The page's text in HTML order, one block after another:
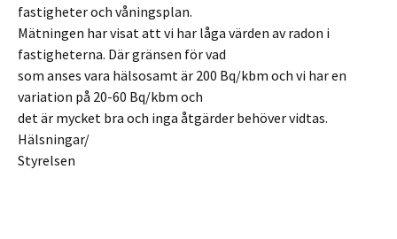
fastigheter och våningsplan.
Mätningen har visat att vi har låga värden av radon i
fastigheterna. Där gränsen för vad
som anses vara hälsosamt är 200 Bq/kbm och vi har en
variation på 20-60 Bq/kbm och
det är mycket bra och inga åtgärder behöver vidtas.
Hälsningar/
Styrelsen